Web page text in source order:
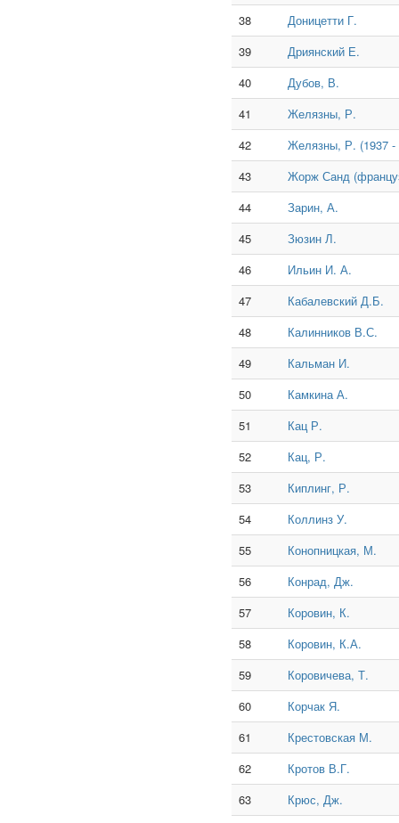
38
Доницетти Г.
39
Дриянский Е.
40
Дубов, В.
41
Желязны, Р.
42
Желязны, Р. (1937 -
43
Жорж Санд
44
Зарин, А.
45
Зюзин Л.
46
Ильин И. А.
47
Кабалевский Д.Б.
48
Калинников В.С.
49
Кальман И.
50
Камкина А.
51
Кац Р.
52
Кац, Р.
53
Киплинг, Р.
54
Коллинз У.
55
Конопницкая, М.
56
Конрад, Дж.
57
Коровин, К.
58
Коровин, К.А.
59
Коровичева, Т.
60
Корчак Я.
61
Крестовская М.
62
Кротов В.Г.
63
Крюс, Дж.